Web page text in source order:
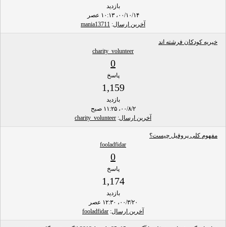
بازدید
۰۰/۱۰/۱۴، ۱۰:۱۳ عصر
آخرین ارسال:
mania13711
خیریه کودکان فرشته اند
charity_volunteer
0
پاسخ
1,159
بازدید
۰۰/۸/۲، ۱۱:۲۵ صبح
آخرین ارسال:
charity_volunteer
مفهوم کلی پروفیل چیست؟
fooladfidar
0
پاسخ
1,174
بازدید
۰۰/۳/۲۰، ۱۲:۳۰ عصر
آخرین ارسال:
fooladfidar